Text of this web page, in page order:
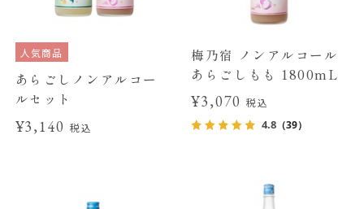
人気商品
あらごしノンアルコー
ルセット
¥3,140税込
梅乃宿 ノンアルコール
あらごしもも 1800mL
¥3,070 税込
4.8 （39）